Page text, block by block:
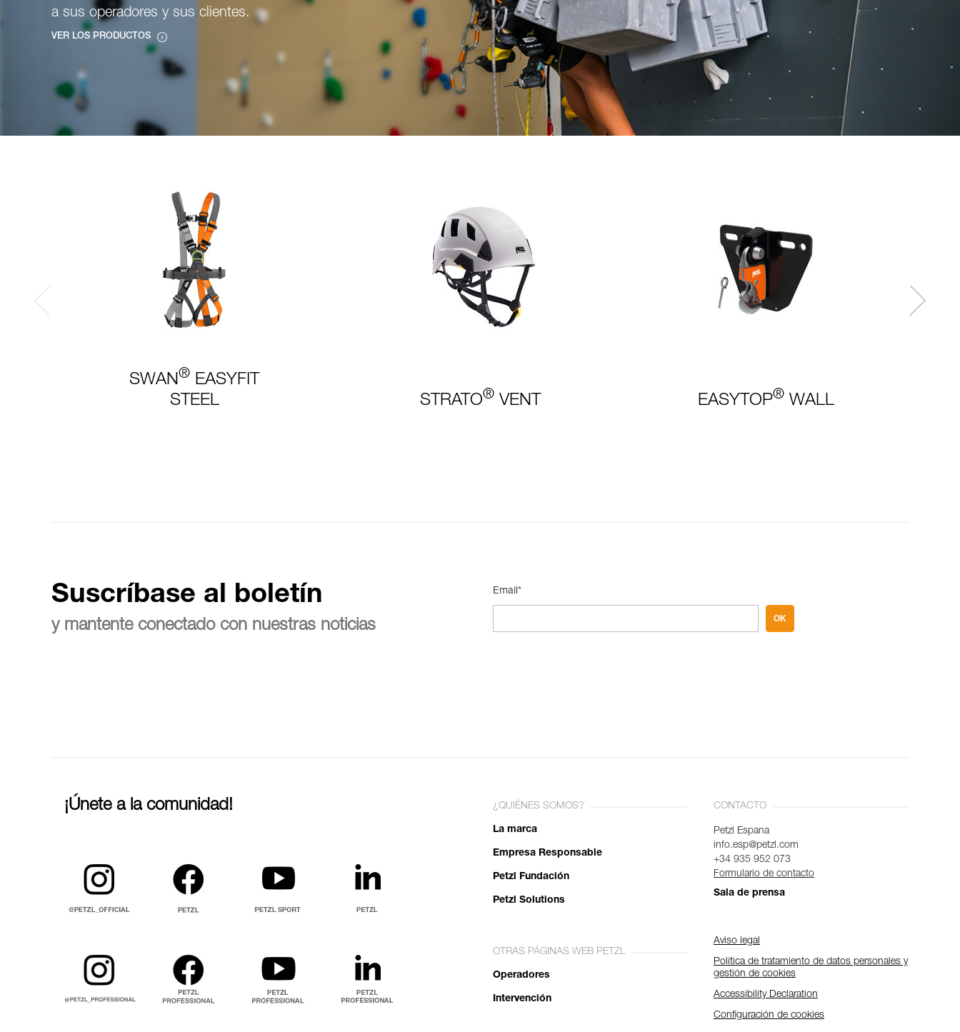
a sus operadores y sus clientes.
VER LOS PRODUCTOS
SWAN® EASYFIT
STEEL
STRATO® VENT EASYTOP® WALL
Suscríbase al boletín
y mantente conectado con nuestras noticias
Email*
OK
¡Únete a la comunidad! ¿QUIÉNES SOMOS?
La marca
Empresa Responsable
Petzl Fundación
Petzl Solutions
OTRAS PÁGINAS WEB PETZL
Operadores
Intervención
CONTACTO
Petzl Espana
info.esp@petzl.com
+34 935 952 073
Formulario de contacto
Sala de prensa
Aviso legal
Política de tratamiento de datos personales y
gestión de cookies
Accessibility Declaration
Configuración de cookies